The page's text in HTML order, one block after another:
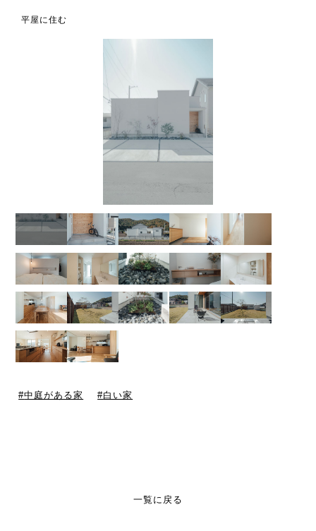
平屋に住む
中庭がある家 白い家
一覧に戻る